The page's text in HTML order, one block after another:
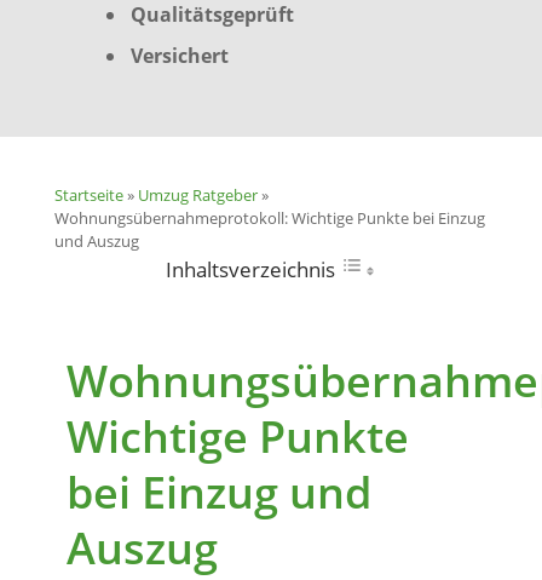
Qualitätsgeprüft
Versichert
Startseite» Umzug Ratgeber»
Wohnungsübernahmeprotokoll: Wichtige Punkte bei Einzug
und Auszug
Inhaltsverzeichnis
Wichtige Punkte
bei Einzug und
Auszug